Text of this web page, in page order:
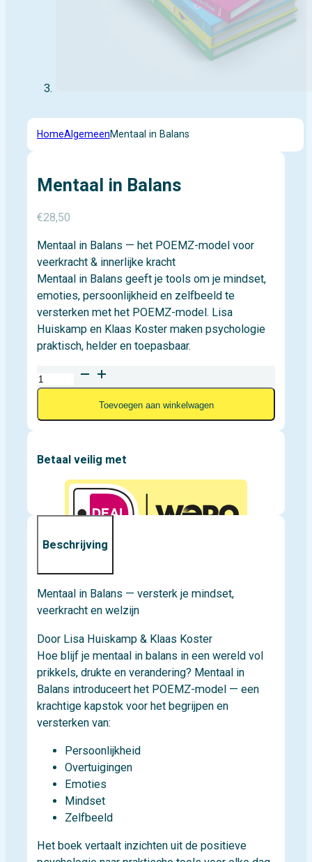
HomeAlgemeenMentaal in Balans
Mentaal in Balans
€28,50
Mentaal in Balans — het POEMZ-model voor
veerkracht & innerlijke kracht
Mentaal in Balans geeft je tools om je mindset,
emoties, persoonlijkheid en zelfbeeld te
versterken met het POEMZ-model. Lisa
Huiskamp en Klaas Koster maken psychologie
praktisch, helder en toepasbaar.
Mentaal
in
aantal
Toevoegen aan winkelwagen
Betaal veilig met
Beschrijving
Mentaal in Balans — versterk je mindset,
veerkracht en welzijn
Door Lisa Huiskamp & Klaas Koster
Hoe blijf je mentaal in balans in een wereld vol
prikkels, drukte en verandering? Mentaal in
Balans introduceert het POEMZ-model — een
krachtige kapstok voor het begrijpen en
versterken van:
Persoonlijkheid
Overtuigingen
Emoties
Mindset
Zelfbeeld
Het boek vertaalt inzichten uit de positieve